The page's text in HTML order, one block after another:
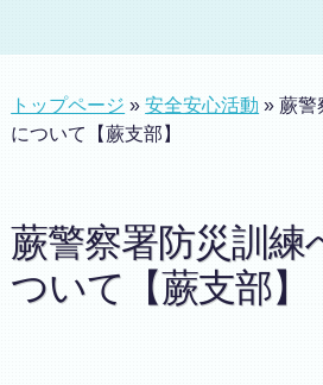
トップページ »安全安心活動 » 蕨警
について【蕨支部】
蕨警察署防災訓練
ついて【蕨支部】